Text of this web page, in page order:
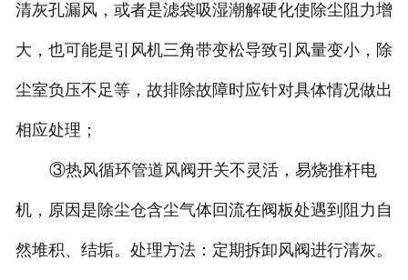
清灰孔漏风，或者是滤袋吸湿潮解硬化使除尘阻力增
大，也可能是引风机三角带变松导致引风量变小，除
尘室负压不足等，故排除故障时应针对具体情况做出
相应处理；
③热风循环管道风阀开关不灵活，易烧推杆电
机，原因是除尘仓含尘气体回流在阀板处遇到阻力自
然堆积、结垢。处理方法：定期拆卸风阀进行清灰。